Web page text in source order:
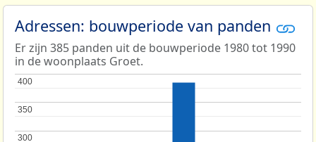
Adressen: bouwperiode van panden
Er zijn 385 panden uit de bouwperiode 1980 tot 1990
in de woonplaats Groet.
300
300
350
350
400
400